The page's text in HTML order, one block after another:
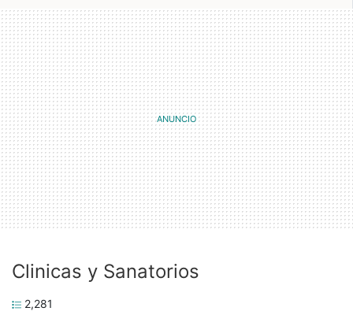
Clinicas y Sanatorios
2,281